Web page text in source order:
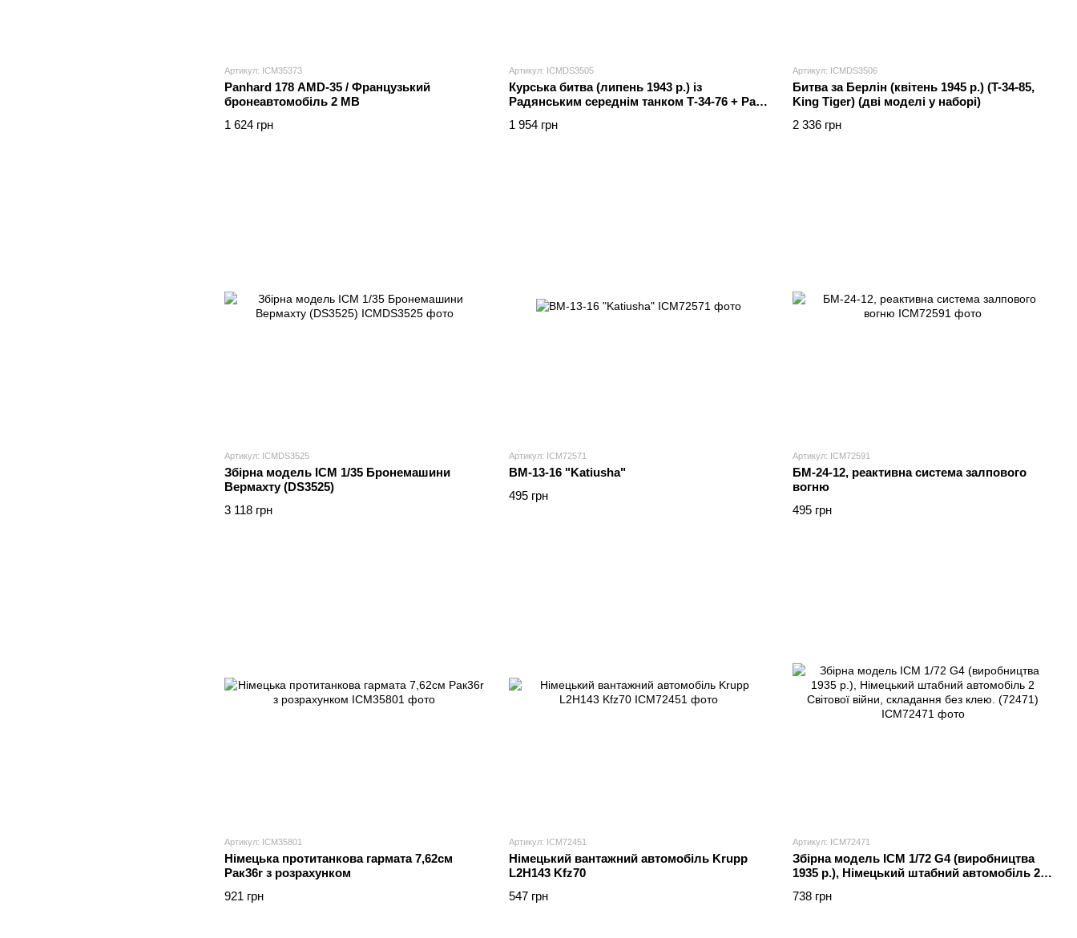
Артикул: ICM35373
Panhard 178 AMD-35 / Французький
бронеавтомобіль 2 МВ
1 624 грн
Артикул: ICMDS3505
Курська битва (липень 1943 р.) із
Радянським середнім танком Т-34-76 + Pak
1 954 грн
Артикул: ICMDS3506
Битва за Берлін (квітень 1945 р.) (T-34-85,
King Tiger) (дві моделі у наборі)
2 336 грн
Артикул: ICMDS3525
Збірна модель ICM 1/35 Бронемашини
Вермахту (DS3525)
3 118 грн
Артикул: ICM72571
BM-13-16 "Katiusha"
495 грн
Артикул: ICM72591
БМ-24-12, реактивна система залпового
вогню
495 грн
Артикул: ICM35801
Німецька протитанкова гармата 7,62см
Рак36r з розрахунком
921 грн
Артикул: ICM72451
Німецький вантажний автомобіль Krupp
L2H143 Kfz70
547 грн
Артикул: ICM72471
Збірна модель ICM 1/72 G4 (виробництва
1935 р.), Німецький штабний автомобіль 2
738 грн